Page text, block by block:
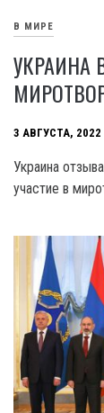
В МИРЕ
УКРАИНА
3 АВГУСТА, 2022
Украина
участие в